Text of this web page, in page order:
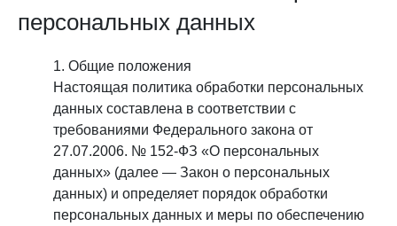
персональных данных
Общие положения
Настоящая политика обработки персональных
данных составлена в соответствии с
требованиями Федерального закона от
27.07.2006. № 152-ФЗ «О персональных
данных» (далее — Закон о персональных
данных) и определяет порядок обработки
персональных данных и меры по обеспечению